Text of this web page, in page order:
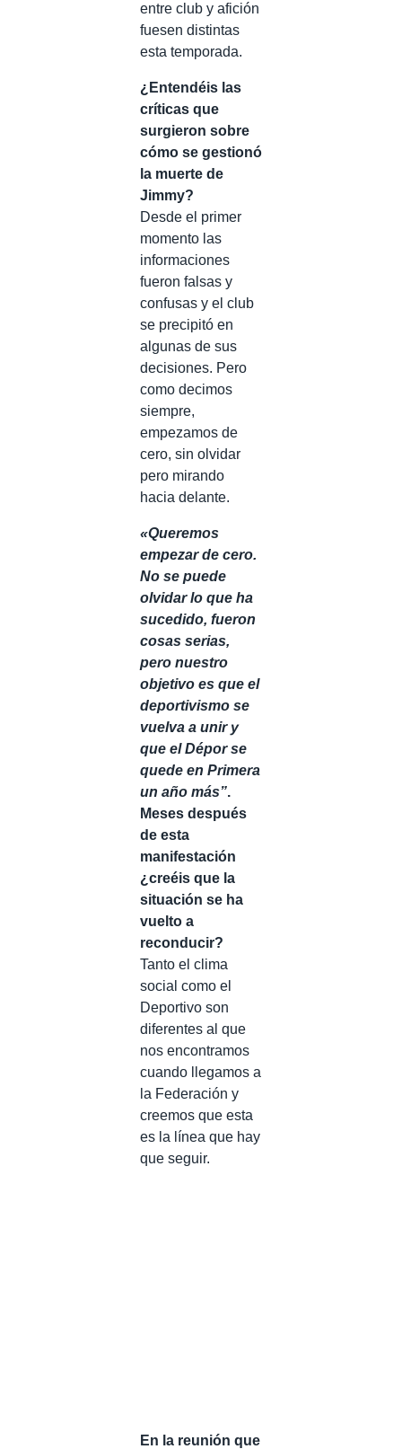
entre club y afición
fuesen distintas
esta temporada.
¿Entendéis las
críticas que
surgieron sobre
cómo se gestionó
la muerte de
Jimmy?
Desde el primer
momento las
informaciones
fueron falsas y
confusas y el club
se precipitó en
algunas de sus
decisiones. Pero
como decimos
siempre,
empezamos de
cero, sin olvidar
pero mirando
hacia delante.
«Queremos
empezar de cero.
No se puede
olvidar lo que ha
sucedido, fueron
cosas serias,
pero nuestro
objetivo es que el
deportivismo se
vuelva a unir y
que el Dépor se
quede en Primera
un año más”.
Meses después
de esta
manifestación
¿creéis que la
situación se ha
vuelto a
reconducir?
Tanto el clima
social como el
Deportivo son
diferentes al que
nos encontramos
cuando llegamos a
la Federación y
creemos que esta
es la línea que hay
que seguir.
En la reunión que